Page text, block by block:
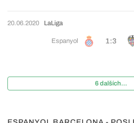
20.06.2020
Espanyol 1:3
LaLiga
6 dalších...